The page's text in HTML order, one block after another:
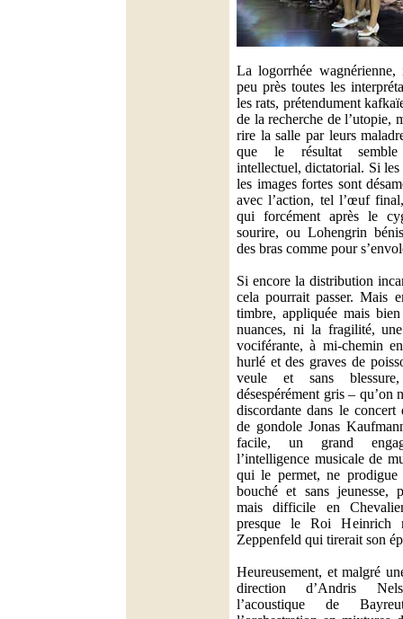
La logorrhée
peu près toutes les
les rats, prétendument
de la recherche de l’utopie,
rire la salle par leurs
que le résultat
intellectuel, dictatorial. Si
les images fortes sont
avec l’action, tel l’œuf
qui forcément après le
sourire, ou Lohengrin
des bras comme pour
Si encore la distribution
cela pourrait passer. Mais
timbre, appliquée mais
nuances, ni la fragilité,
vociférante, à mi-chemin
hurlé et des graves de
veule et sans
désespérément gris – qu’on
discordante dans le
de gondole Jonas
facile, un grand
l’intelligence musicale de
qui le permet, ne prodigue
bouché et sans jeunesse,
mais difficile en
presque le Roi Heinrich
Zeppenfeld qui tirerait son
Heureusement, et malgré
direction d’Andris
l’acoustique de